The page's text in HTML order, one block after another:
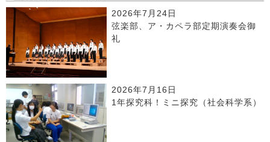
2026年7月24日
弦楽部、ア・カペラ部定期演奏会御
礼
2026年7月16日
1年探究科！ミニ探究（社会科学系）